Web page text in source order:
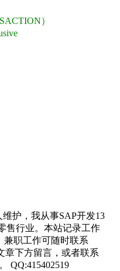
）
护，我从事SAP开发13
售行业。本站记录工作
兼职工作可随时联系
章下方留言，或者联系
QQ:415402519